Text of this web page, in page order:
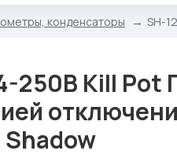
конденсаторы SH-
250B Kill Pot